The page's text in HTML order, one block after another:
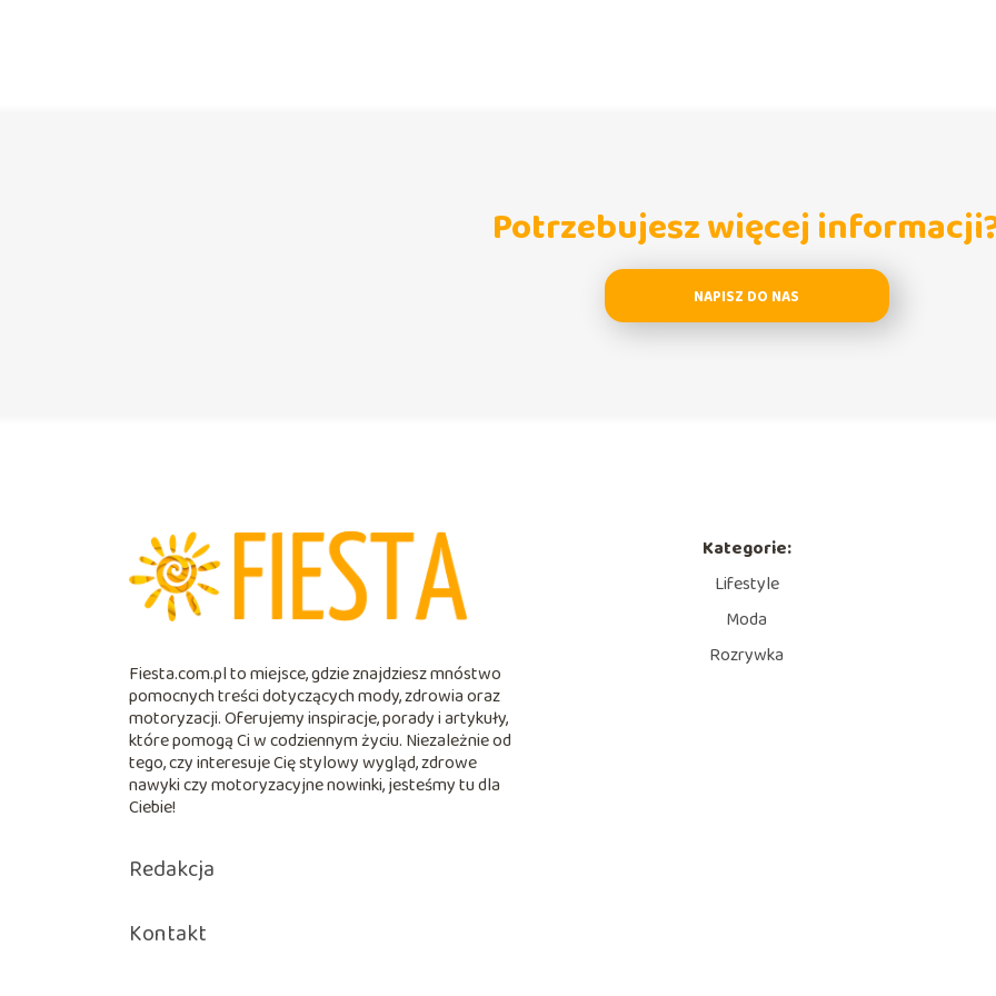
Potrzebujesz więcej
NAPISZ DO NAS
Fiesta.com.pl to miejsce, gdzie znajdziesz mnóstwo
pomocnych treści dotyczących mody, zdrowia oraz
motoryzacji. Oferujemy inspiracje, porady i artykuły,
które pomogą Ci w codziennym życiu. Niezależnie od
tego, czy interesuje Cię stylowy wygląd, zdrowe
nawyki czy motoryzacyjne nowinki, jesteśmy tu dla
Ciebie!
Redakcja
Kontakt
Kategorie:
Lifestyle
Moda
Rozrywka